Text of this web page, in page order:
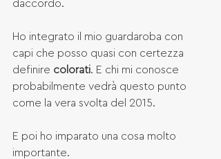
daccordo.
Ho integrato il mio guardaroba con
capi che posso quasi con certezza
definire colorati. E chi mi conosce
probabilmente vedrà questo punto
come la vera svolta del 2015.
E poi ho imparato una cosa molto
importante.